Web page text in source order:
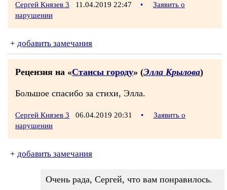
Сергей Князев 3 11.04.2019 22:47 •
Заявить о
нарушении
+ добавить замечания
Рецензия на «Стансы городу» (Элла Крылова)
Большое спасибо за стихи, Элла.
Сергей Князев 3 06.04.2019 20:31 •
Заявить о
нарушении
+ добавить замечания
Очень рада, Сергей, что вам понравилось.